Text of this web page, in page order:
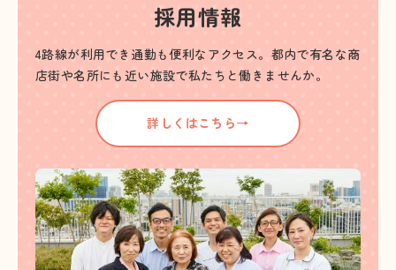
採用情報
4路線が利用でき通勤も便利なアクセス。都内で有名な商
店街や名所にも近い施設で私たちと働きませんか。
詳しくはこちら→